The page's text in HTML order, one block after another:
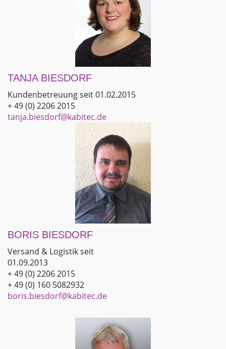
TANJA BIESDORF
Kundenbetreuung seit 01.02.2015
+ 49 (0) 2206 2015
tanja.biesdorf@kabitec.de
BORIS BIESDORF
Versand & Logistik seit
01.09.2013
+ 49 (0) 2206 2015
+ 49 (0) 160 5082932
boris.biesdorf@kabitec.de